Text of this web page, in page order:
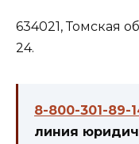
634021, Томская
24.
8-800-301-89-
линия